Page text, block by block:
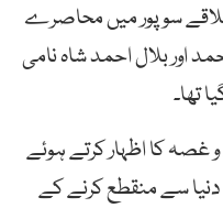
سوپور میں محاصرے
اور بلال احمد شاہ نامی
تھا۔
غصہ کا اظہار کرتے ہوئے
دنیا سے منقطع کرنے کے